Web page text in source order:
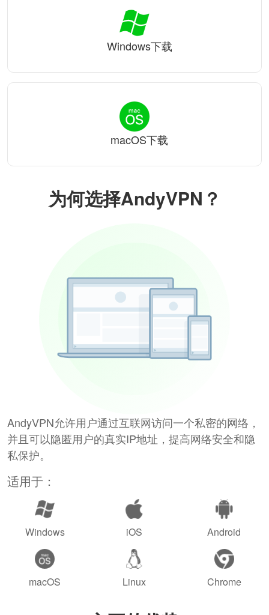
为何选择AndyVPN？
AndyVPN允许用户通过互联网访问一个私密的网络，
并且可以隐匿用户的真实IP地址，提高网络安全和隐
私保护。
适用于：
Windows iOS Android
macOS Linux Chrome
Windows下载
macOS下载